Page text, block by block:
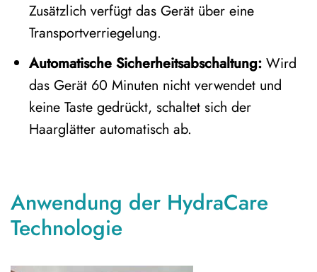
Zusätzlich verfügt das Gerät über eine
Transportverriegelung.
Automatische Sicherheitsabschaltung: Wird
das Gerät 60 Minuten nicht verwendet und
keine Taste gedrückt, schaltet sich der
Haarglätter automatisch ab.
Anwendung der HydraCare
Technologie